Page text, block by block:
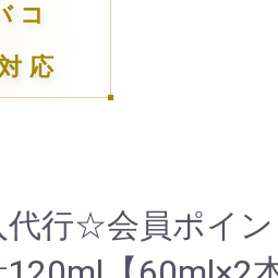
コ
応
行☆会員ポイン